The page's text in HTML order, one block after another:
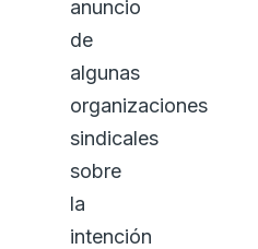
anuncio
de
algunas
organizaciones
sindicales
sobre
la
intención